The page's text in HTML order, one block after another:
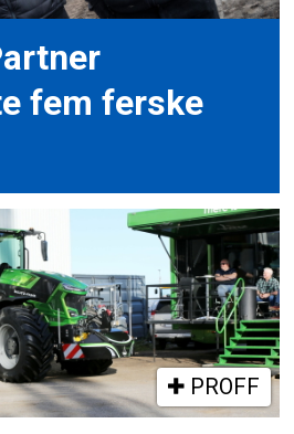
fem ferske
PROFF